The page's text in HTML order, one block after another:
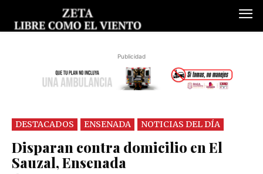
Publicidad
DESTACADOS ENSENADA NOTICIAS DEL DÍA
Disparan contra domicilio en El
Sauzal, Ensenada